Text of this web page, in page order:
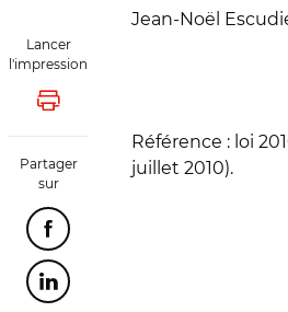
Lancer
l'impression
Lancer l'impression
Partager
sur
Partager cette page sur
Partager cette page sur
Jean-Noël
Référence : loi
juillet 2010).